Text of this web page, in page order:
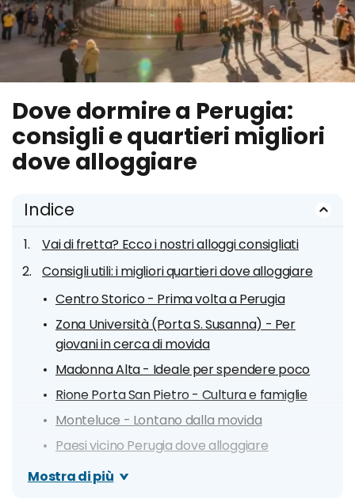
Dove dormire a Perugia:
consigli e quartieri migliori
dove alloggiare
Indice
Vai di fretta? Ecco i nostri alloggi consigliati
Consigli utili: i migliori quartieri dove alloggiare
Centro Storico - Prima volta a Perugia
Zona Università (Porta S. Susanna) - Per
giovani in cerca di movida
Madonna Alta - Ideale per spendere poco
Rione Porta San Pietro - Cultura e famiglie
Monteluce - Lontano dalla movida
Paesi vicino Perugia dove alloggiare
Perugia è sicura? Ecco le zone da evitare
Mostra di più